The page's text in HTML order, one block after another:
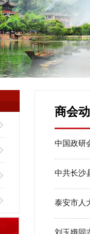
商会
中国政研
中共长沙
泰安市人